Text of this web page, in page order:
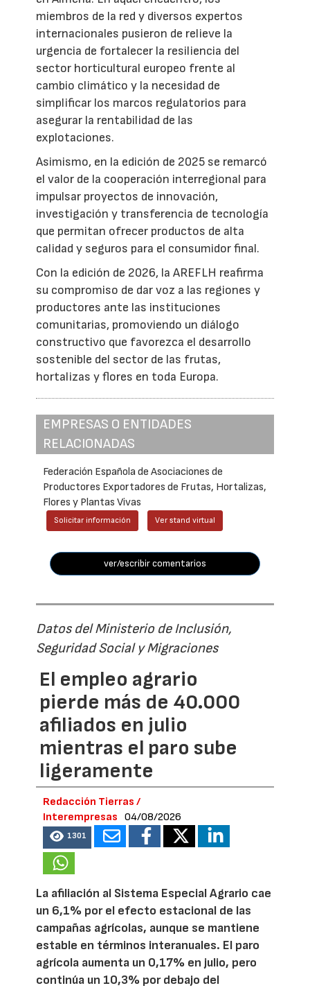
miembros de la red y diversos expertos
internacionales pusieron de relieve la
urgencia de fortalecer la resiliencia del
sector horticultural europeo frente al
cambio climático y la necesidad de
simplificar los marcos regulatorios para
asegurar la rentabilidad de las
explotaciones.
Asimismo, en la edición de 2025 se remarcó
el valor de la cooperación interregional para
impulsar proyectos de innovación,
investigación y transferencia de tecnología
que permitan ofrecer productos de alta
calidad y seguros para el consumidor final.
Con la edición de 2026, la AREFLH reafirma
su compromiso de dar voz a las regiones y
productores ante las instituciones
comunitarias, promoviendo un diálogo
constructivo que favorezca el desarrollo
sostenible del sector de las frutas,
hortalizas y flores en toda Europa.
EMPRESAS O ENTIDADES
RELACIONADAS
Federación Española de Asociaciones de
Productores Exportadores de Frutas, Hortalizas,
Flores y Plantas Vivas
Solicitar información Ver stand virtual
ver/escribir comentarios
Datos del Ministerio de Inclusión,
Seguridad Social y Migraciones
El empleo agrario
pierde más de 40.000
afiliados en julio
mientras el paro sube
ligeramente
Redacción Tierras /
Interempresas
04/08/2026
1301
La afiliación al Sistema Especial Agrario cae
un 6,1% por el efecto estacional de las
campañas agrícolas, aunque se mantiene
estable en términos interanuales. El paro
agrícola aumenta un 0,17% en julio, pero
continúa un 10,3% por debajo del